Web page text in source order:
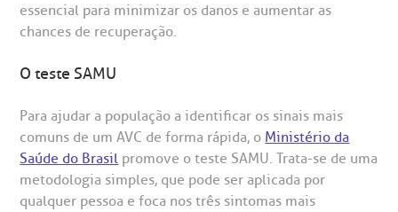
São Paulo - SP
de Bioética
de Sangue
essencial para minimizar os danos e aumentar as
chances de recuperação.
O teste SAMU
Para ajudar a população a identificar os sinais mais
comuns de um AVC de forma rápida, o Ministério da
Saúde do Brasil promove o teste SAMU. Trata-se de uma
metodologia simples, que pode ser aplicada por
qualquer pessoa e foca nos três sintomas mais